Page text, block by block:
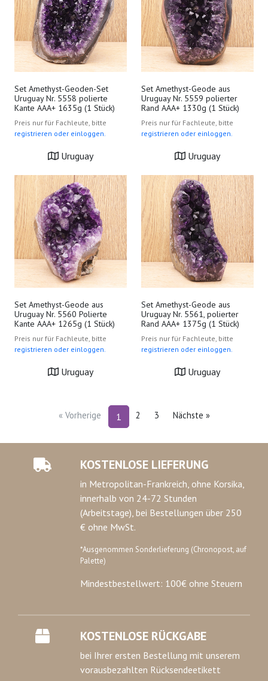
Set Amethyst-Geoden-Set
Uruguay Nr. 5558 polierte
Kante AAA+ 1635g (1 Stück)
Preis nur für Fachleute, bitte
registrieren oder einloggen.
Uruguay
Set Amethyst-Geode aus
Uruguay Nr. 5559 polierter
Rand AAA+ 1330g (1 Stück)
Preis nur für Fachleute, bitte
registrieren oder einloggen.
Uruguay
Set Amethyst-Geode aus
Uruguay Nr. 5560 Polierte
Kante AAA+ 1265g (1 Stück)
Preis nur für Fachleute, bitte
registrieren oder einloggen.
Uruguay
Set Amethyst-Geode aus
Uruguay Nr. 5561, polierter
Rand AAA+ 1375g (1 Stück)
Preis nur für Fachleute, bitte
registrieren oder einloggen.
Uruguay
« Vorherige 1 2 3 Nächste »
KOSTENLOSE LIEFERUNG
in Metropolitan-Frankreich, ohne Korsika,
innerhalb von 24-72 Stunden
(Arbeitstage), bei Bestellungen über 250
€ ohne MwSt.
*Ausgenommen Sonderlieferung (Chronopost, auf
Palette)
Mindestbestellwert: 100€ ohne Steuern
KOSTENLOSE RÜCKGABE
bei Ihrer ersten Bestellung mit unserem
vorausbezahlten Rücksendeetikett